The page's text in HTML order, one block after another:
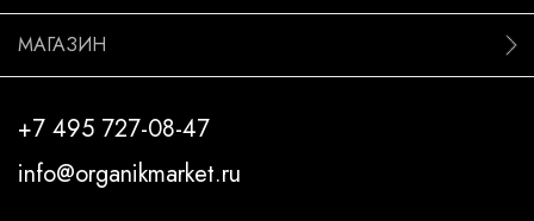
МАГАЗИН
+7 495 727-08-47
info@organikmarket.ru